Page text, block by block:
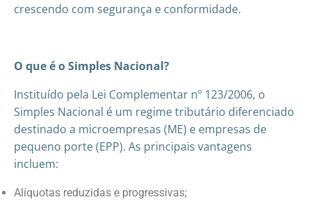
crescendo com segurança e conformidade.
O que é o Simples Nacional?
Instituído pela Lei Complementar nº 123/2006, o
Simples Nacional é um regime tributário diferenciado
destinado a microempresas (ME) e empresas de
pequeno porte (EPP). As principais vantagens
incluem:
Alíquotas reduzidas e progressivas;